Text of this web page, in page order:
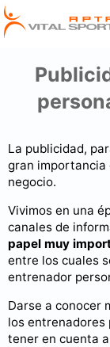
La publicidad,
gran importancia
negocio.
Vivimos en una
canales de
papel muy
entre los cuales
entrenador
Darse a conocer
los entrenadores
tener en cuenta